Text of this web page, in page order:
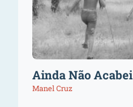
Ainda Não Acabei
Manel Cruz